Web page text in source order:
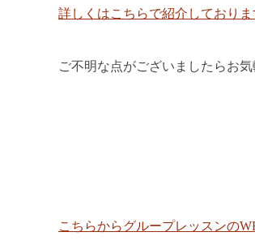
詳しくはこちらで紹介しておりま
ご不明な点がございましたらお
こちらからグループレッスンの